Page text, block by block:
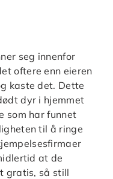
seg innenfor
oftere enn eieren
kaste det. Dette
dyr i hjemmet
som har funnet
til å ringe
at de
gratis, så still